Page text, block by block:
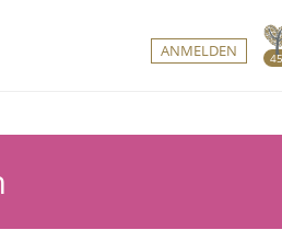
ANMELDEN